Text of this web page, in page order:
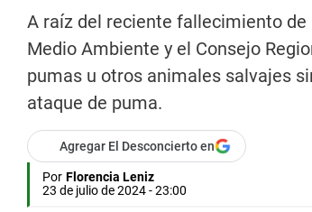
A raíz del reciente fallecimiento de
Medio Ambiente y el Consejo
pumas u otros animales salvajes
ataque de puma.
Agregar El Desconcierto en
Por Florencia Leniz
23 de julio de 2024 - 23:00